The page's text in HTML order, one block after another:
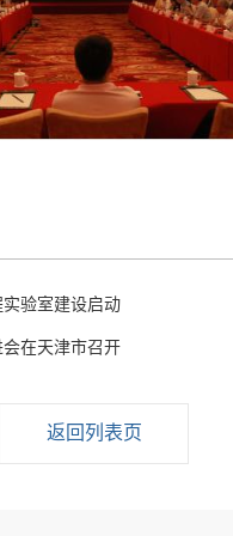
验室建设启动
在天津市召开
返回列表页